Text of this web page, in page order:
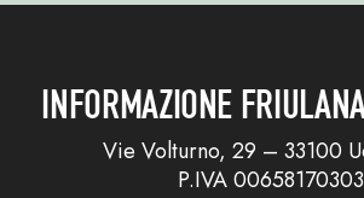
INFORMAZIONE
Vie Volturno, 29 – 33100
P.IVA 00658170303